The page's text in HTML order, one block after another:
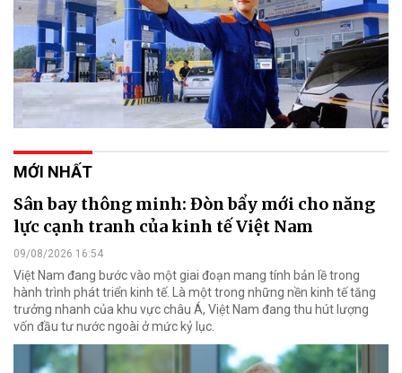
MỚI NHẤT
Sân bay thông minh: Đòn bẩy mới cho năng
lực cạnh tranh của kinh tế Việt Nam
09/08/2026 16:54
Việt Nam đang bước vào một giai đoạn mang tính bản lề trong
hành trình phát triển kinh tế. Là một trong những nền kinh tế tăng
trưởng nhanh của khu vực châu Á, Việt Nam đang thu hút lượng
vốn đầu tư nước ngoài ở mức kỷ lục.